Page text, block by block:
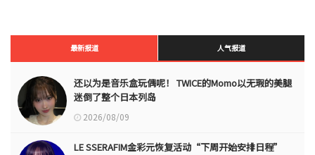
最新报道 人气报道
还以为是音乐盒玩偶呢！ TWICE的Momo以无瑕的美腿
迷倒了整个日本列岛
2026/08/09
LE SSERAFIM金彩元恢复活动“下周开始安排日程”